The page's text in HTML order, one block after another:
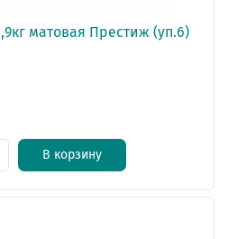
матовая Престиж (уп.6)
В корзину